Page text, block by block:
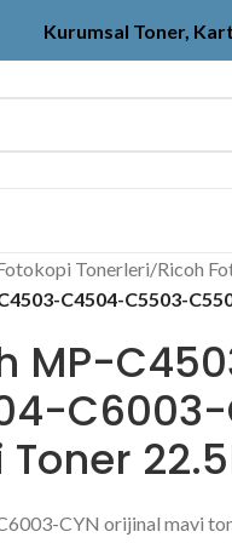
Kurumsal Toner,
Tonerleri/Ricoh
C4504-C5503-
MP-
Toner
CYN orijinal mavi